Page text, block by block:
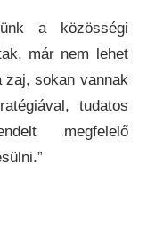
a közösségi
már nem lehet
zaj, sokan vannak
tudatos
megfelelő